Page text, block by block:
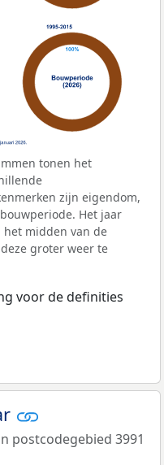
tonen het
zijn eigendom,
Het jaar
midden van de
groter weer te
voor de definities
postcodegebied 3991